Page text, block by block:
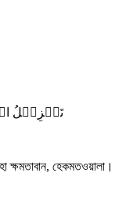
تَنۡزِیۡلُ
ক্ষমতাবান, হেকমতওয়ালা।